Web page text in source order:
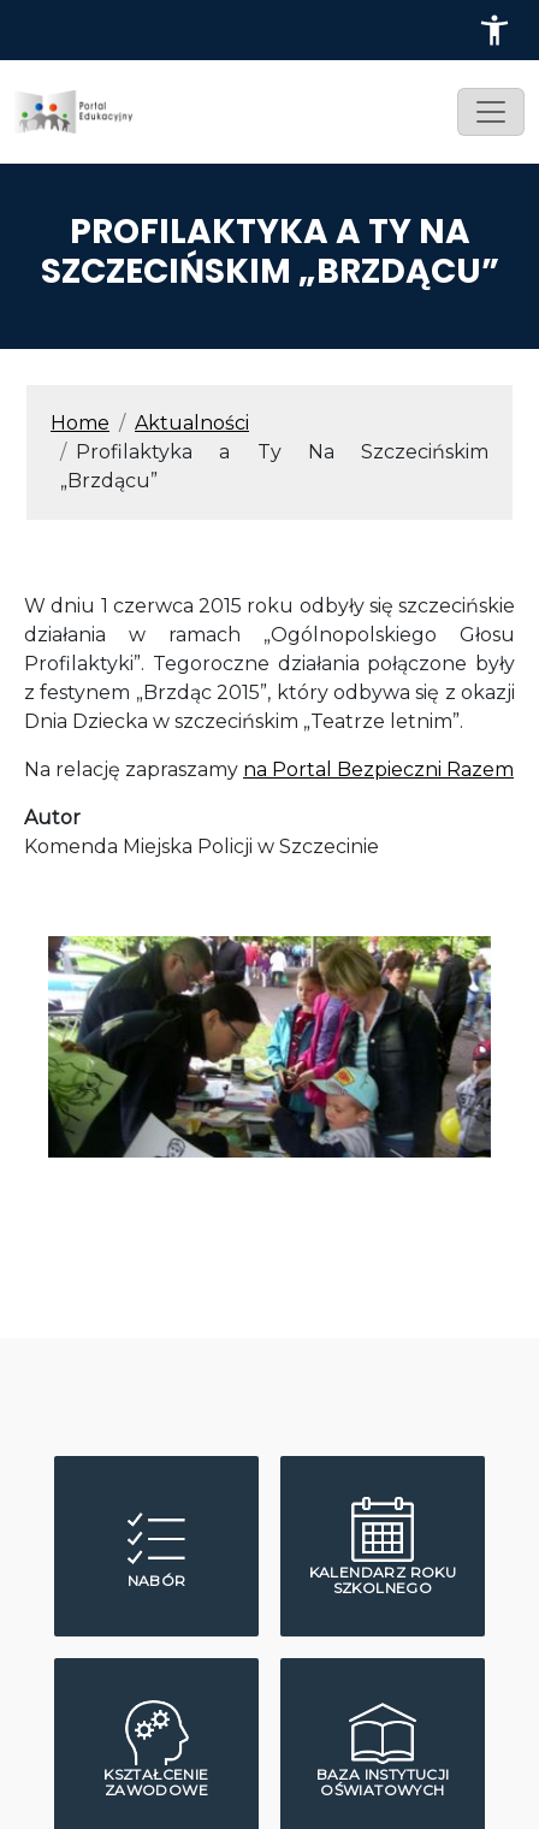
PROFILAKTYKA A TY NA
SZCZECIŃSKIM „BRZDĄCU”
ŚCIEŻKA NAWIGACYJNA
Home
Aktualności
Profilaktyka a Ty Na Szczecińskim
„Brzdącu”
W dniu 1 czerwca 2015 roku odbyły się szczecińskie
działania w ramach „Ogólnopolskiego Głosu
Profilaktyki”. Tegoroczne działania połączone były
z festynem „Brzdąc 2015”, który odbywa się z okazji
Dnia Dziecka w szczecińskim „Teatrze letnim”.
Na relację zapraszamy na Portal Bezpieczni Razem
Autor
Komenda Miejska Policji w Szczecinie
NABÓR
KALENDARZ ROKU
SZKOLNEGO
KSZTAŁCENIE
ZAWODOWE
BAZA INSTYTUCJI
OŚWIATOWYCH